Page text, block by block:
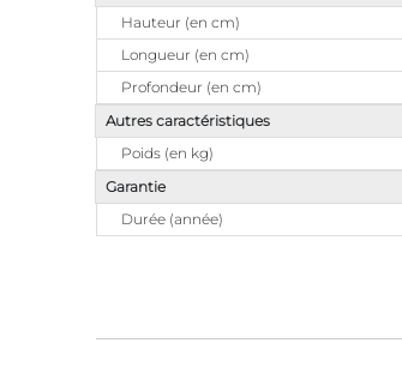
Hauteur (en cm)
Longueur (en cm)
Profondeur (en cm)
Autres caractéristiques
Poids (en kg)
Garantie
Durée (année)